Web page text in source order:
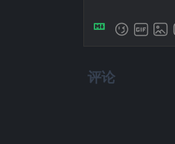
评论